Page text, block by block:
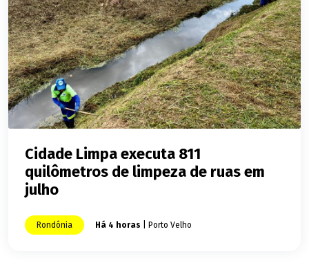
Cidade Limpa executa 811
quilômetros de limpeza de ruas em
julho
Rondônia Há 4 horas | Porto Velho